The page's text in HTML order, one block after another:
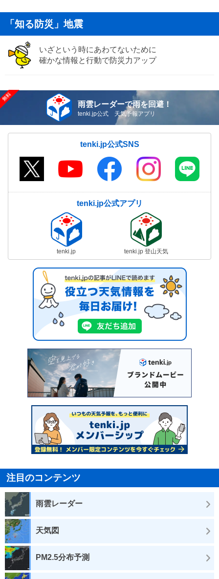
「知る防災」地震
いざという時にあわてないために
確かな情報と行動で防災力アップ
雨雲レーダーで雨を回避！
tenki.jp公式 天気予報アプリ
tenki.jp公式SNS
tenki.jp公式アプリ
tenki.jp tenki.jp 登山天気
注目のコンテンツ
雨雲レーダー
天気図
PM2.5分布予測